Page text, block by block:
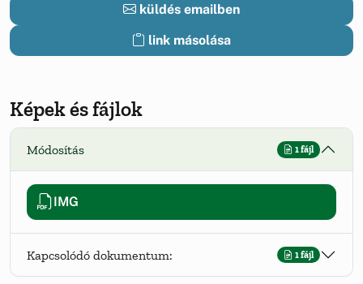
küldés emailben
link másolása
Képek és fájlok
Módosítás 1 fájl
IMG
Kapcsolódó dokumentum: 1 fájl